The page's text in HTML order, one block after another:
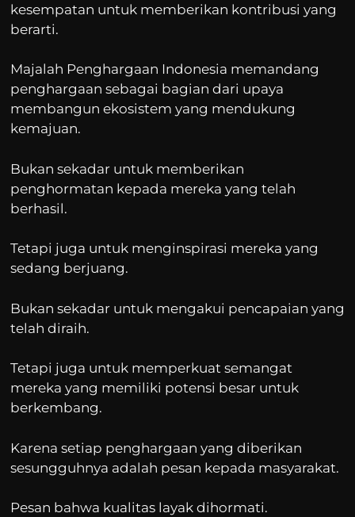
kesempatan untuk memberikan kontribusi yang
berarti.
Majalah Penghargaan Indonesia memandang
penghargaan sebagai bagian dari upaya
membangun ekosistem yang mendukung
kemajuan.
Bukan sekadar untuk memberikan
penghormatan kepada mereka yang telah
berhasil.
Tetapi juga untuk menginspirasi mereka yang
sedang berjuang.
Bukan sekadar untuk mengakui pencapaian yang
telah diraih.
Tetapi juga untuk memperkuat semangat
mereka yang memiliki potensi besar untuk
berkembang.
Karena setiap penghargaan yang diberikan
sesungguhnya adalah pesan kepada masyarakat.
Pesan bahwa kualitas layak dihormati.